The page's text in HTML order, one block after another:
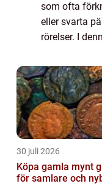
som ofta
eller svarta
rörelser. I
dess
30 juli 2026
Köpa gamla mynt guide
för samlare och